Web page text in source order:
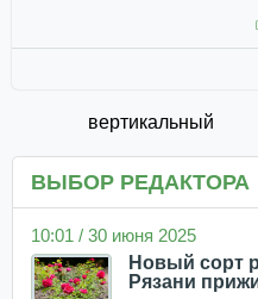
вертикальный
ВЫБОР РЕДАКТОРА
10:01 / 30 июня 2025
Новый сорт
Рязани